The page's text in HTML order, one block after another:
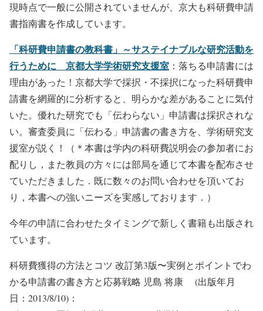
現時点で一般に公開されていませんが、京大も科研費申請
書指南書を作成しています。
「科研費申請書の教科書」～サステイナブルな研究活動を
行うために 京都大学学術研究支援室 ：落ちる申請書には
理由があった！京都大学で採択・不採択になった科研費申
請書を網羅的に分析すると、明らかな差があることに気付
いた。優れた研究でも「伝わらない」申請書は採択されな
い。審査委員に「伝わる」申請書の書き方を、学術研究支
援室が説く！（＊本書は学内の科研費説明会の参加者にお
配りし，また教員の方々には部局を通じて本書を配布させ
ていただきました．既に数々のお問い合わせを頂いてお
り，本書への強いニーズを実感しております．）
今年の申請に合わせたタイミングで新しく書籍も出版され
ています。
科研費獲得の方法とコツ 改訂第3版〜実例とポイントでわ
かる申請書の書き方と応募戦略 児島 将康 (出版年月
日：2013/8/10)：